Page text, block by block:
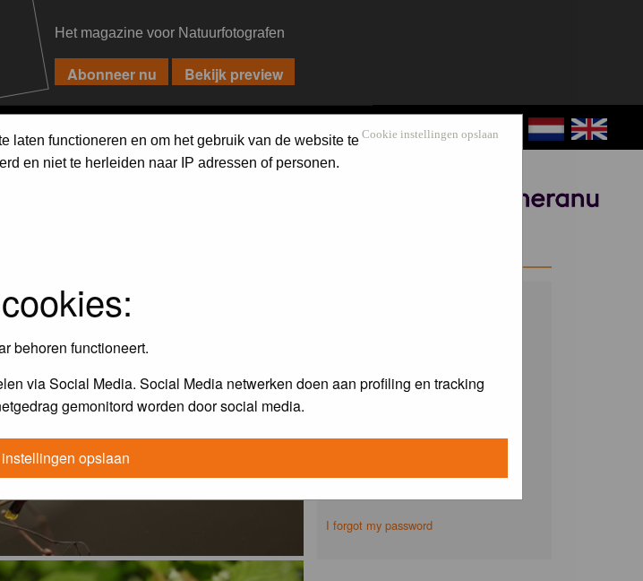
Het magazine voor Natuurfotografen
Cookie instellingen opslaan
laten functioneren en om het gebruik van de website te
en niet te herleiden naar IP adressen of personen.
behoren functioneert.
via Social Media. Social Media netwerken doen aan profiling en tracking
gemonitord worden door social media.
opslaan
I forgot my password